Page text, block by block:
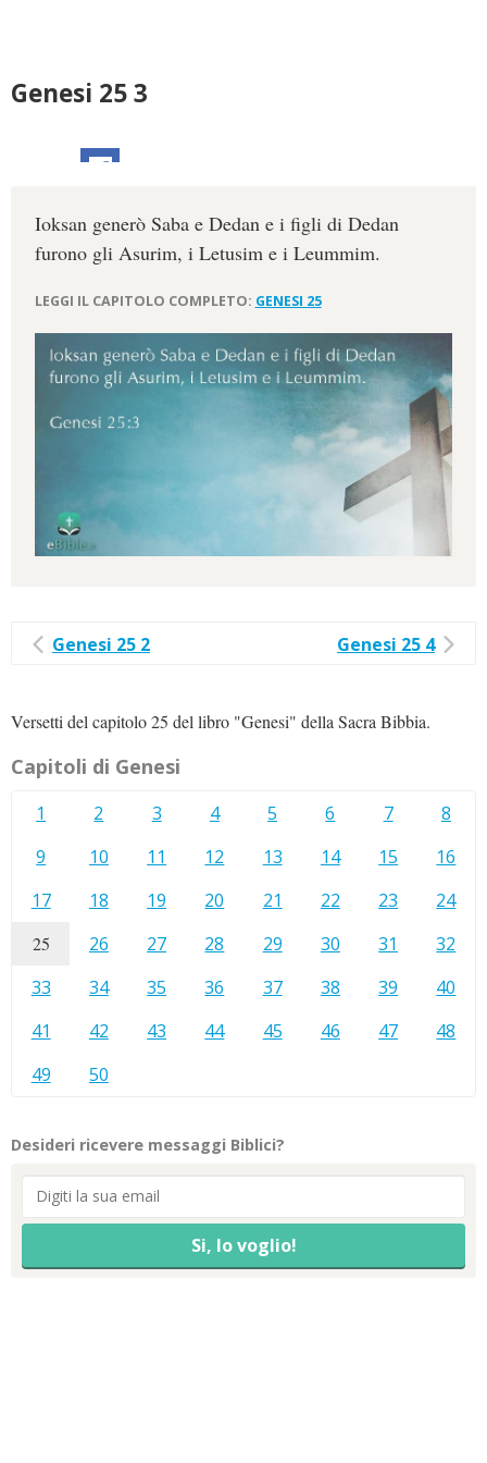
Genesi 25 3
Ioksan generò Saba e Dedan e i figli di Dedan
furono gli Asurim, i Letusim e i Leummim.
LEGGI IL CAPITOLO COMPLETO: GENESI 25
Genesi 25 2 Genesi 25 4
Versetti del capitolo 25 del libro "Genesi" della Sacra Bibbia.
Capitoli di Genesi
1 2 3 4 5 6 7
8
9
10 11 12 13 14 15
16
17
18 19 20 21 22 23 24
25 26 27 28 29 30 31
32
33
34 35 36 37 38 39
40
41
42 43 44 45 46 47
48
49
50
Desideri ricevere messaggi Biblici?